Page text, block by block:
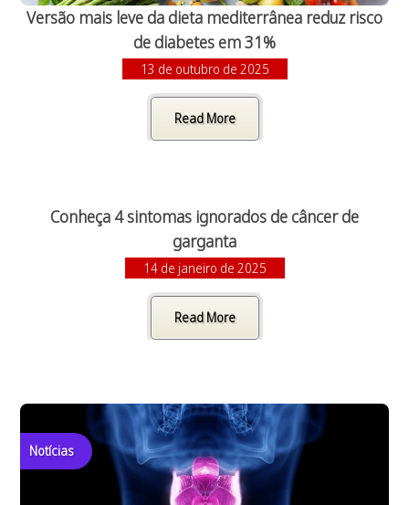
Versão mais leve da dieta mediterrânea reduz risco
de diabetes em 31%
13 de outubro de 2025
Read More
Conheça 4 sintomas ignorados de câncer de
garganta
14 de janeiro de 2025
Read More
Notícias